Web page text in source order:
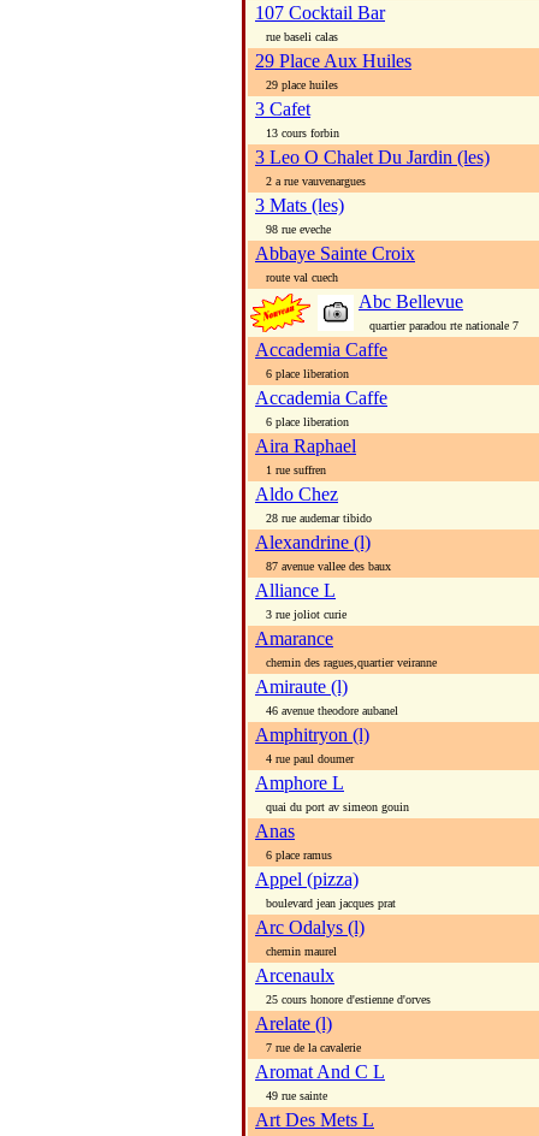
107 Cocktail Bar
rue baseli calas
29 Place Aux Huiles
29 place huiles
3 Cafet
13 cours forbin
3 Leo O Chalet Du Jardin (les)
2 a rue vauvenargues
3 Mats (les)
98 rue eveche
Abbaye Sainte Croix
route val cuech
Abc Bellevue
quartier paradou rte nationale 7
Accademia Caffe
6 place liberation
Accademia Caffe
6 place liberation
Aira Raphael
1 rue suffren
Aldo Chez
28 rue audemar tibido
Alexandrine (l)
87 avenue vallee des baux
Alliance L
3 rue joliot curie
Amarance
chemin des ragues,quartier veiranne
Amiraute (l)
46 avenue theodore aubanel
Amphitryon (l)
4 rue paul doumer
Amphore L
quai du port av simeon gouin
Anas
6 place ramus
Appel (pizza)
boulevard jean jacques prat
Arc Odalys (l)
chemin maurel
Arcenaulx
25 cours honore d'estienne d'orves
Arelate (l)
7 rue de la cavalerie
Aromat And C L
49 rue sainte
Art Des Mets L